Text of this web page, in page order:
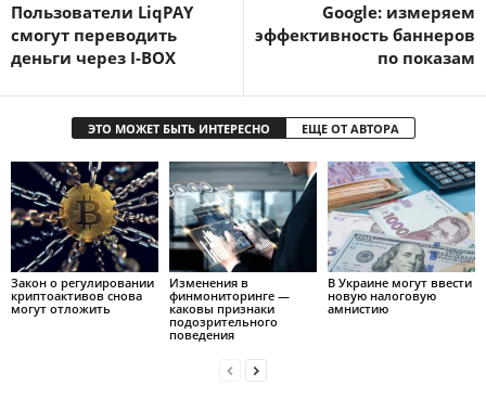
Пользователи LiqPAY
смогут переводить
деньги через I-BOX
Google: измеряем
эффективность баннеров
по показам
ЭТО МОЖЕТ БЫТЬ ИНТЕРЕСНО ЕЩЕ ОТ АВТОРА
Закон о регулировании
криптоактивов снова
могут отложить
Изменения в
финмониторинге —
каковы признаки
подозрительного
поведения
В Украине могут ввести
новую налоговую
амнистию